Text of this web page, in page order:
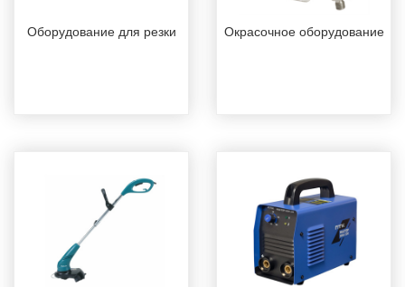
Оборудование для резки Окрасочное оборудование